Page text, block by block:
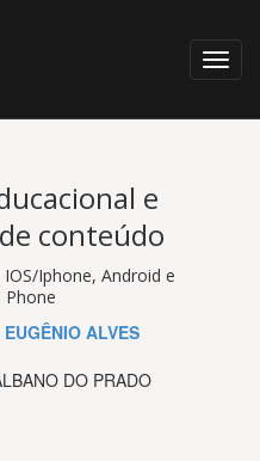
e
conteúdo
Iphone, Android e
Phone
ALVES
DO PRADO